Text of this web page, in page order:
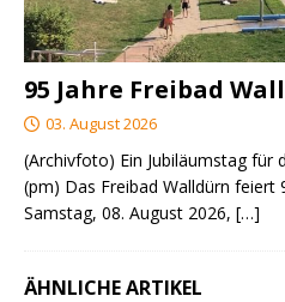
95 Jahre Freibad
03. August 2026
(Archivfoto) Ein Jubiläumstag für
(pm) Das Freibad Walldürn feiert
Samstag, 08. August 2026, […]
ÄHNLICHE ARTIKEL